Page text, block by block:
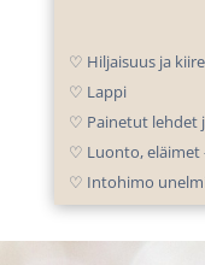
♡ Hiljaisuus ja
♡ Lappi
♡ Painetut lehdet
♡ Luonto, eläimet
♡ Intohimo